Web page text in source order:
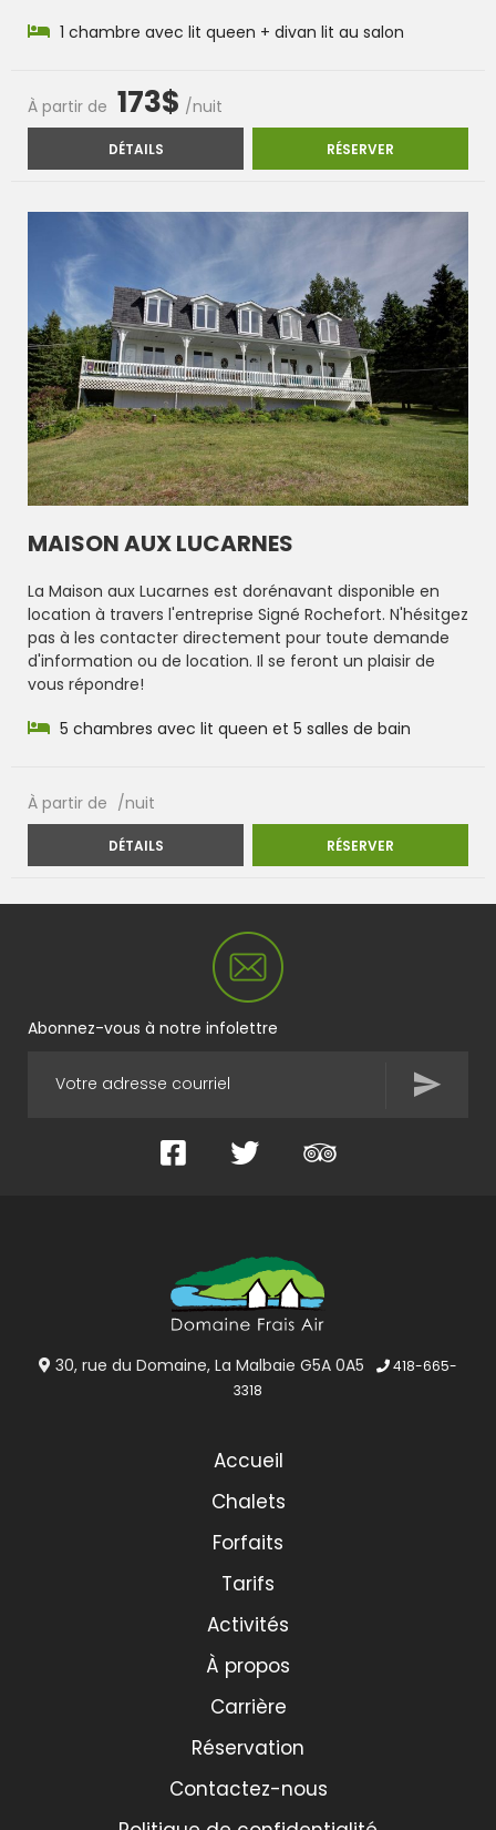
1 chambre avec lit queen + divan lit au salon
À partir de 173$ /nuit
DÉTAILSAPPARTEMENT ANCESTRAL LA 1816
RÉSERVER
MAISON AUX LUCARNES
La Maison aux Lucarnes est dorénavant disponible en
location à travers l'entreprise Signé Rochefort. N'hésitgez
pas à les contacter directement pour toute demande
d'information ou de location. Il se feront un plaisir de
vous répondre!
5 chambres avec lit queen et 5 salles de bain
À partir de /nuit
DÉTAILSMAISON AUX LUCARNES RÉSERVERMAISON AUX
Abonnez-vous à notre infolettre
Facebook Twitter
30, rue du Domaine, La Malbaie G5A 0A5
418-665-
3318
Accueil
Chalets
Forfaits
Tarifs
Activités
À propos
Carrière
Réservation
Contactez-nous